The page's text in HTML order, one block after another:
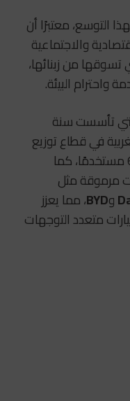
التوسع، معتبرًا أن
والاجتماعية
من زبنائها،
واحترام البيئة.
تأسست سنة
في قطاع توزيع
السيارات، وتشغل حاليًا أكثر من 650 مستخدمًا، كما
مرموقة مثل
وBYD، مما يعزز
متعدد التوجهات